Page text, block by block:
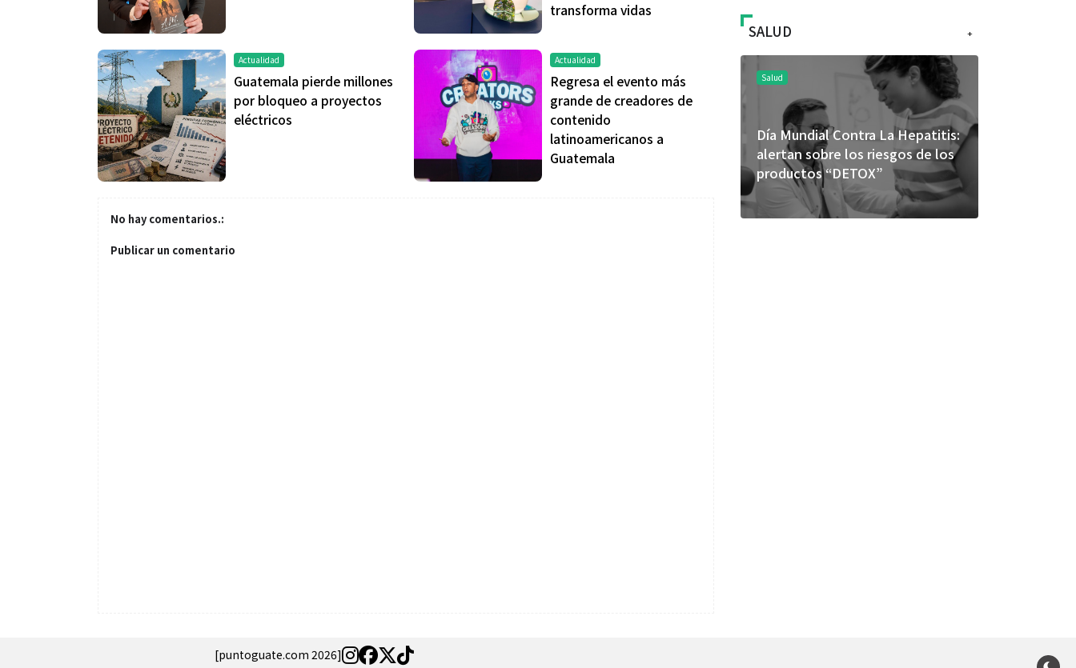
transforma vidas
Actualidad
Guatemala pierde millones
por bloqueo a proyectos
eléctricos
Actualidad
Regresa el evento más
grande de creadores de
contenido
latinoamericanos a
Guatemala
No hay comentarios.:
Publicar un comentario
+
SALUD
Salud
Día Mundial Contra La Hepatitis:
alertan sobre los riesgos de los
productos “DETOX”
Salud
¿Qué comer antes de un partido
de fútbol? La estrategia que
usan los atletas para rendir
Salud
El cuidado de la piel va mucho
más allá del rostro: cada zona
merece una atención específica
[puntoguate.com 2026]